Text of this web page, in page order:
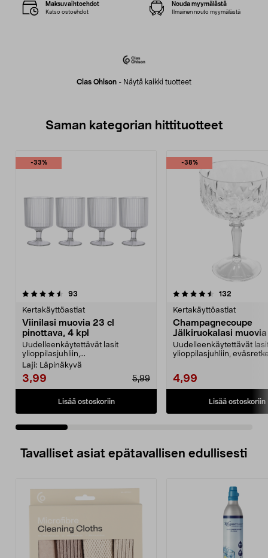
Clas Ohlson - Näytä kaikki tuotteet
Maksuvaihtoehdot
Katso ostoehdot
Nouda myymälästä
Ilmainen nouto myymälästä
Saman kategorian hittituotteet
-33%
93
Kertakäyttöastiat
Viinilasi muovia 23 cl
pinottava, 4 kpl
Uudelleenkäytettävät lasit
ylioppilasjuhliin,...
Laji: Läpinäkyvä
3,99 5,99
Lisää ostoskoriin
-38%
4.5 viidestä
132
Kertakäyttöastiat
Champagnecoupe
Jälkiruokalasi
4 kpl
Uudelleenkäytettävät
ylioppilasjuhliin,
4,99
Lisää ostoskoriin
4.5 viidestä
Tavalliset asiat epätavallisen edullisesti